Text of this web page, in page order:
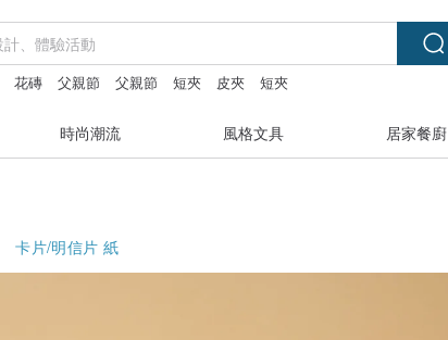
花磚 父親節 父親節 短夾 皮夾 短夾
時尚潮流 風格文具 居家餐廚
卡片/明信片 紙